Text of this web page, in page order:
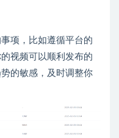
项，比如遵循平台的
视频可以顺利发布的
的敏感，及时调整你